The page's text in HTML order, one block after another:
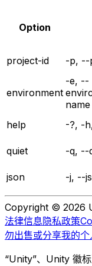
Option
project-id -p, --
environment
-e, --
name
help -?, -
quiet
-q, --
json
-j, --
Copyright © 2026
法律信息隐私政策
勿出售或分享我的个
“Unity”、Unity 徽